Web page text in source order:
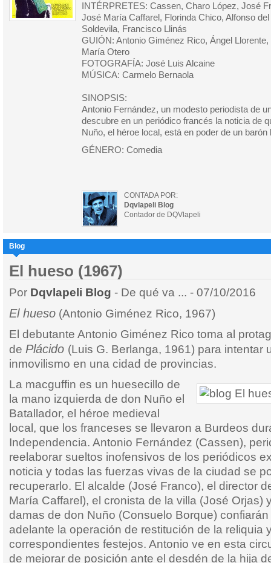
INTÉRPRETES: Cassen, Charo López, José
José María Caffarel, Florinda Chico, Alfonso
Soldevila, Francisco Llinás
GUIÓN: Antonio Giménez Rico, Ángel
María Otero
FOTOGRAFÍA: José Luis Alcaine
MÚSICA: Carmelo Bernaola
SINOPSIS:
Antonio Fernández, un modesto periodista de
descubre en un periódico francés la noticia de
Nuño, el héroe local, está en poder de un barón
GÉNERO: Comedia
CONTADA POR:
Dqvlapeli Blog
Contador de DQVlapeli
Blog
El hueso (1967)
Por Dqvlapeli Blog - De qué va ... - 07/10/2016
El hueso (Antonio Giménez Rico, 1967)
El debutante Antonio Giménez Rico toma al
de Plácido (Luis G. Berlanga, 1961) para intentar
inmovilismo en una cidad de provincias.
La macguffin es un huesecillo de
la mano izquierda de don Nuño el
Batallador, el héroe medieval
local, que los franceses se llevaron a Burdeos
Independencia. Antonio Fernández (Cassen),
reelaborar sueltos inofensivos de los periódicos
noticia y todas las fuerzas vivas de la ciudad se
recuperarlo. El alcalde (José Franco), el director
María Caffarel), el cronista de la villa (José Orjas)
damas de don Nuño (Consuelo Borque)
adelante la operación de restitución de la reliquia
correspondientes festejos. Antonio ve en esta
de mejorar de posición ante el desdén de la hija